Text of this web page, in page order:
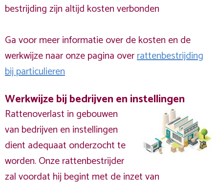
bestrijding zijn altijd kosten verbonden
Ga voor meer informatie over de kosten en de
werkwijze naar onze pagina overrattenbestrijding
bij particulieren
Werkwijze bij bedrijven en instellingen
Rattenoverlast in gebouwen
van bedrijven en instellingen
dient adequaat onderzocht te
worden. Onze rattenbestrijder
zal voordat hij begint met de inzet van